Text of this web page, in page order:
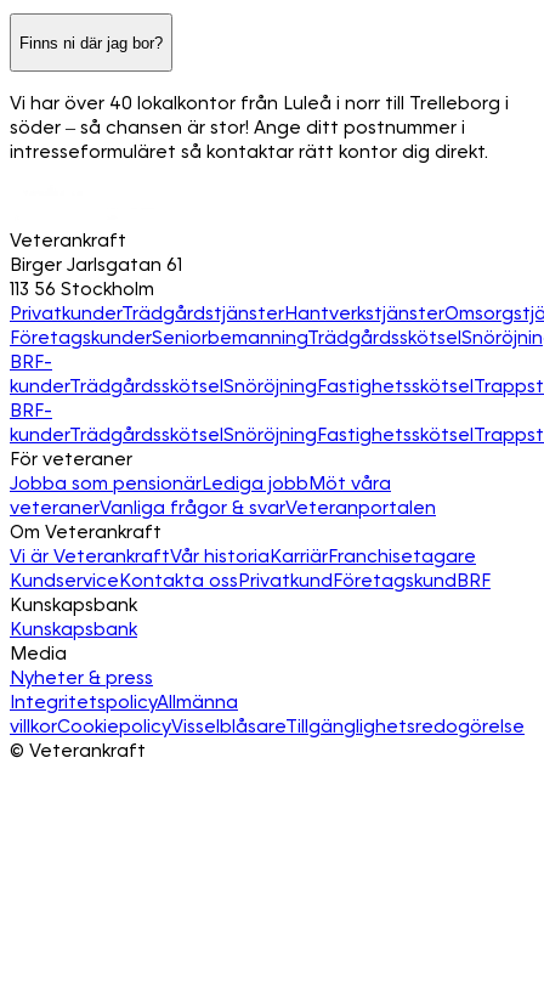
Finns ni där jag bor?
Vi har över 40 lokalkontor från Luleå i norr till Trelleborg i
söder – så chansen är stor! Ange ditt postnummer i
intresseformuläret så kontaktar rätt kontor dig direkt.
Veterankraft
Birger Jarlsgatan 61
113 56 Stockholm
PrivatkunderTrädgårdstjänsterHantverkstjänster
FöretagskunderSeniorbemanningTrädgårdsskötsel
BRF-
kunderTrädgårdsskötselSnöröjningFastighetsskötsel
BRF-
kunderTrädgårdsskötselSnöröjningFastighetsskötsel
För veteraner
Jobba som pensionärLediga jobbMöt våra
veteranerVanliga frågor & svarVeteranportalen
Om Veterankraft
Vi är VeterankraftVår historiaKarriärFranchisetagare
KundserviceKontakta ossPrivatkundFöretagskundBRF
Kunskapsbank
Kunskapsbank
Media
Nyheter & press
IntegritetspolicyAllmänna
villkorCookiepolicyVisselblåsareTillgänglighetsredogörelse
© Veterankraft